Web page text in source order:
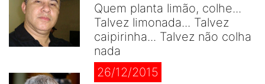
Quem planta limão, colhe...
Talvez limonada... Talvez
caipirinha... Talvez não colha
nada
26/12/2015